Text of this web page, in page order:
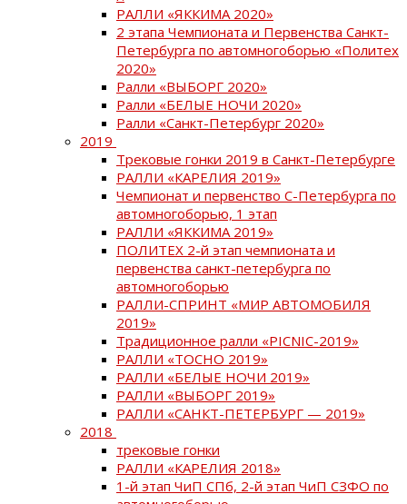
РАЛЛИ «ЯККИМА 2020»
2 этапа Чемпионата и Первенства Санкт-
Петербурга по автомногоборью «Политех
2020»
Ралли «ВЫБОРГ 2020»
Ралли «БЕЛЫЕ НОЧИ 2020»
Ралли «Санкт-Петербург 2020»
2019
Трековые гонки 2019 в Санкт-Петербурге
РАЛЛИ «КАРЕЛИЯ 2019»
Чемпионат и первенство С-Петербурга по
автомногоборью, 1 этап
РАЛЛИ «ЯККИМА 2019»
ПОЛИТЕХ 2-й этап чемпионата и
первенства санкт-петербурга по
автомногоборью
РАЛЛИ-СПРИНТ «МИР АВТОМОБИЛЯ
2019»
Традиционное ралли «PICNIC-2019»
РАЛЛИ «ТОСНО 2019»
РАЛЛИ «БЕЛЫЕ НОЧИ 2019»
РАЛЛИ «ВЫБОРГ 2019»
РАЛЛИ «САНКТ-ПЕТЕРБУРГ — 2019»
2018
трековые гонки
РАЛЛИ «КАРЕЛИЯ 2018»
1-й этап ЧиП СПб, 2-й этап ЧиП СЗФО по